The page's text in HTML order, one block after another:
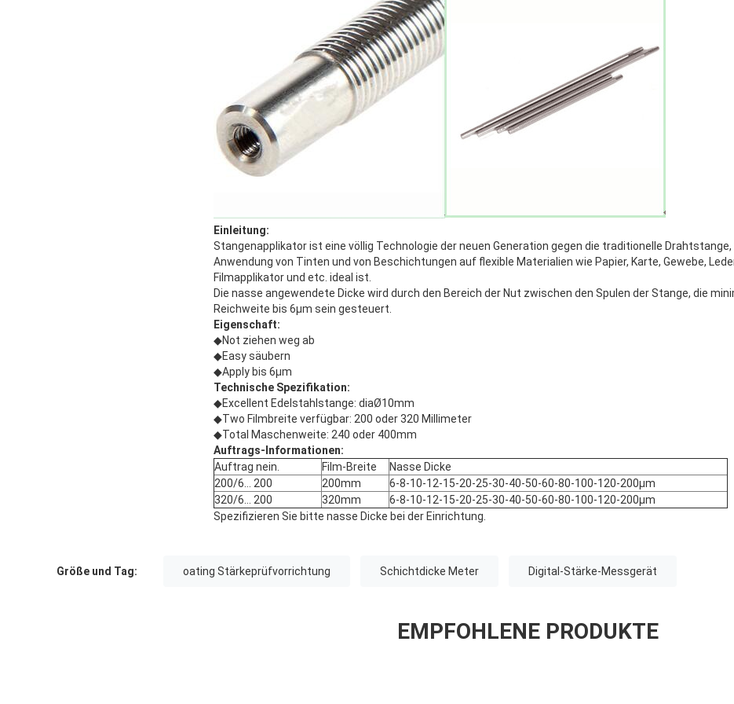
Einleitung:
Stangenapplikator ist eine völlig Technologie der neuen Generation gegen die traditionelle Drahtstange,
Anwendung von Tinten und von Beschichtungen auf flexible Materialien wie Papier, Karte, Gewebe,
Filmapplikator und etc. ideal ist.
Die nasse angewendete Dicke wird durch den Bereich der Nut zwischen den Spulen der Stange, die
Reichweite bis 6μm sein gesteuert.
Eigenschaft:
◆Not ziehen weg ab
◆Easy säubern
◆Apply bis 6μm
Technische Spezifikation:
◆Excellent Edelstahlstange: diaØ10mm
◆Two Filmbreite verfügbar: 200 oder 320 Millimeter
◆Total Maschenweite: 240 oder 400mm
Auftrags-Informationen:
Auftrag nein.
Film-Breite
Nasse Dicke
200/6… 200
200mm
6-8-10-12-15-20-25-30-40-50-60-80-100-120-200μm
320/6… 200
320mm
6-8-10-12-15-20-25-30-40-50-60-80-100-120-200μm
Spezifizieren Sie bitte nasse Dicke bei der Einrichtung.
Größe und Tag: oating Stärkeprüfvorrichtung Schichtdicke Meter Digital-Stärke-Messgerät
EMPFOHLENE PRODUKTE